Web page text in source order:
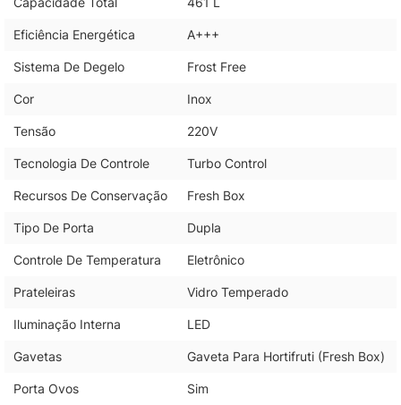
Eficiência Energética A+++
Sistema De Degelo Frost Free
Cor Inox
Tensão 220V
Tecnologia De Controle Turbo Control
Recursos De Conservação Fresh Box
Tipo De Porta Dupla
Controle De Temperatura Eletrônico
Prateleiras Vidro Temperado
Iluminação Interna LED
Gavetas Gaveta Para Hortifruti (Fresh Box)
Porta Ovos Sim